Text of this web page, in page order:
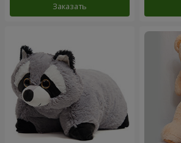
Заказать